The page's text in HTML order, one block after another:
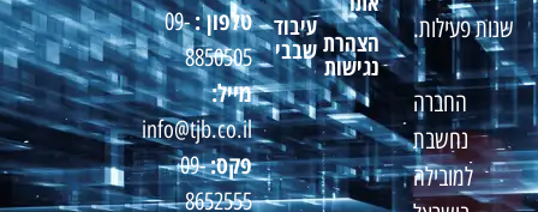
שנות פעילות.
החברה
נחשבת
למובילה
הצהרת
נגישות
עיבוד
שבבי
טלפון :09-
8850505
מייל:
info@tjb.co.il
פקס:09-
8652555